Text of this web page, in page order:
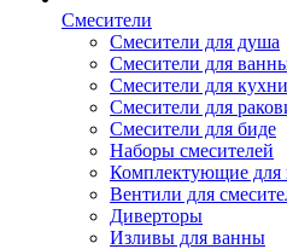
Смесители
Смесители для душа
Смесители для
Смесители для кухни
Смесители для
Смесители для биде
Наборы смесителей
Комплектующие для
Вентили для
Диверторы
Изливы для ванны